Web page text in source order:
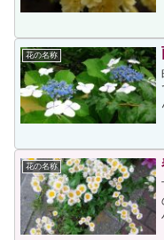
花の名称
花の名称